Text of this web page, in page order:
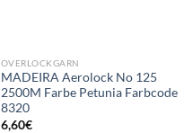
OVERLOCKGARN
MADEIRA Aerolock No 125
2500M Farbe Petunia Farbcode
8320
6,60€